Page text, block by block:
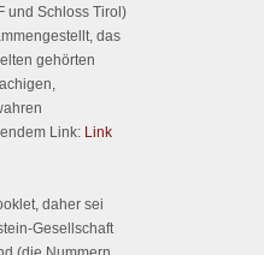
und Schloss Tirol)
das
gehörten
Link: Link
daher sei
Gesellschaft